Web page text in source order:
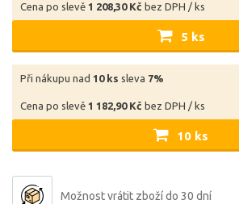
Cena po slevě 1 208,30 Kč bez DPH / ks
5 ks
Při nákupu nad 10 ks sleva 7%
Cena po slevě 1 182,90 Kč bez DPH / ks
10 ks
Možnost vrátit zboží do 30 dní